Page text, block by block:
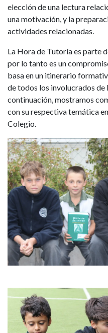
elección de una lectura
una motivación, y la
actividades relacionadas.
La Hora de Tutoría es parte
por lo tanto es un
basa en un itinerario
de todos los involucrados de
continuación, mostramos
con su respectiva temática
Colegio.